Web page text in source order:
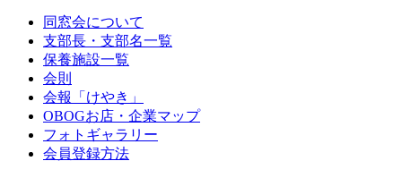
同窓会について
支部長・支部名一覧
保養施設一覧
会則
会報「けやき」
OBOGお店・企業マップ
フォトギャラリー
会員登録方法